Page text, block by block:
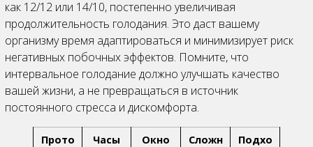
как 12/12 или 14/10, постепенно увеличивая
продолжительность голодания. Это даст вашему
организму время адаптироваться и минимизирует риск
негативных побочных эффектов. Помните, что
интервальное голодание должно улучшать качество
вашей жизни, а не превращаться в источник
постоянного стресса и дискомфорта.
Прото
Часы
Окно
Сложн
Подхо